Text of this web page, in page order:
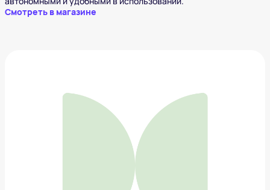
Смотреть в магазине
Массажер для тела BORK d701
27 000 ₽